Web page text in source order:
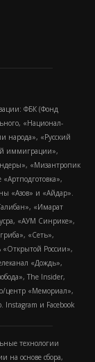
ФБК (Фонд
«Национал-
народа», «Русский
иммиграции»,
«Мизантропик
«Азов» и «Айдар».
«Имарат
«АУМ Синрике»,
«Сеть»,
«Открытой России»,
«Дождь»,
The Insider,
центр «Мемориал»,
и Facebook
технологии
на основе сбора,